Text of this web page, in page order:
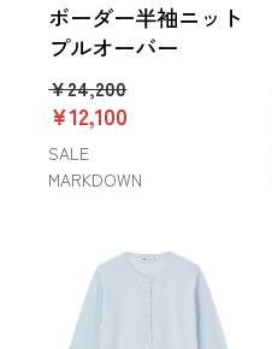
ボーダー半袖ニット
プルオーバー
￥24,200
￥12,100
SALE
MARKDOWN